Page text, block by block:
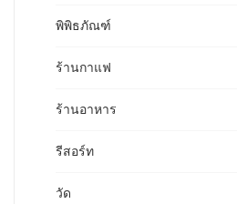
พิพิธภัณฑ์
ร้านกาแฟ
ร้านอาหาร
รีสอร์ท
วัด